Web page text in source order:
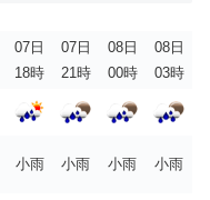
07日
18時
07日
21時
08日
00時
08日
03時
小雨 小雨 小雨 小雨